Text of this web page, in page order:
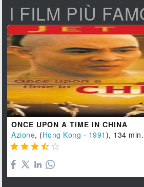
I FILM PIÙ
ONCE UPON A TIME IN CHINA
Azione, (Hong Kong - 1991 ), 134 min.
    